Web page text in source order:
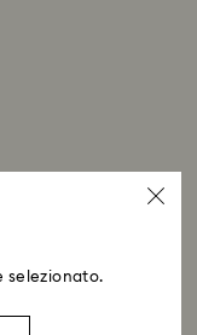
selezionato.